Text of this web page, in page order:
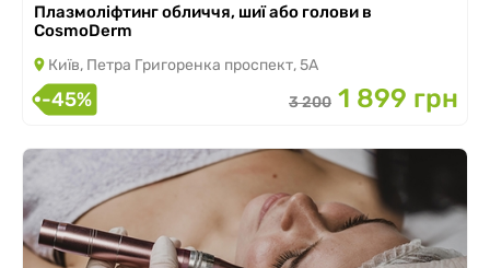
Плазмоліфтинг обличчя, шиї або голови в
CosmoDerm
Київ, Петра Григоренка проспект, 5А
-45% 3 200 1 899 грн